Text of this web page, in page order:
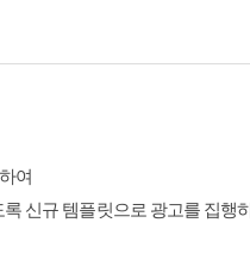
여
신규 템플릿으로 광고를 집